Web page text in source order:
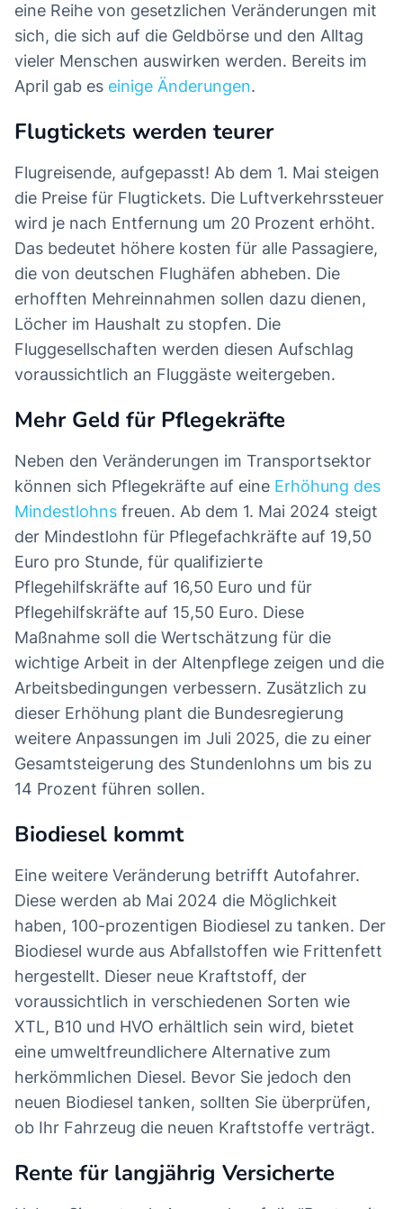
eine Reihe von gesetzlichen Veränderungen mit
sich, die sich auf die Geldbörse und den Alltag
vieler Menschen auswirken werden. Bereits im
April gab es einige Änderungen.
Flugtickets werden teurer
Flugreisende, aufgepasst! Ab dem 1. Mai steigen
die Preise für Flugtickets. Die Luftverkehrssteuer
wird je nach Entfernung um 20 Prozent erhöht.
Das bedeutet höhere kosten für alle Passagiere,
die von deutschen Flughäfen abheben. Die
erhofften Mehreinnahmen sollen dazu dienen,
Löcher im Haushalt zu stopfen. Die
Fluggesellschaften werden diesen Aufschlag
voraussichtlich an Fluggäste weitergeben.
Mehr Geld für Pflegekräfte
Neben den Veränderungen im Transportsektor
können sich Pflegekräfte auf eine Erhöhung des
Mindestlohns freuen. Ab dem 1. Mai 2024 steigt
der Mindestlohn für Pflegefachkräfte auf 19,50
Euro pro Stunde, für qualifizierte
Pflegehilfskräfte auf 16,50 Euro und für
Pflegehilfskräfte auf 15,50 Euro. Diese
Maßnahme soll die Wertschätzung für die
wichtige Arbeit in der Altenpflege zeigen und die
Arbeitsbedingungen verbessern. Zusätzlich zu
dieser Erhöhung plant die Bundesregierung
weitere Anpassungen im Juli 2025, die zu einer
Gesamtsteigerung des Stundenlohns um bis zu
14 Prozent führen sollen.
Biodiesel kommt
Eine weitere Veränderung betrifft Autofahrer.
Diese werden ab Mai 2024 die Möglichkeit
haben, 100-prozentigen Biodiesel zu tanken. Der
Biodiesel wurde aus Abfallstoffen wie Frittenfett
hergestellt. Dieser neue Kraftstoff, der
voraussichtlich in verschiedenen Sorten wie
XTL, B10 und HVO erhältlich sein wird, bietet
eine umweltfreundlichere Alternative zum
herkömmlichen Diesel. Bevor Sie jedoch den
neuen Biodiesel tanken, sollten Sie überprüfen,
ob Ihr Fahrzeug die neuen Kraftstoffe verträgt.
Rente für langjährig Versicherte